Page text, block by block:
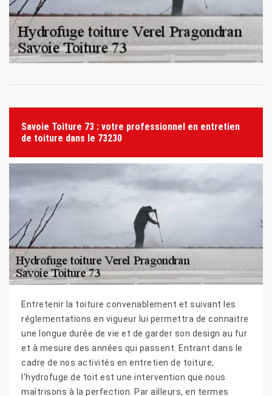
Savoie Toiture 73 : votre professionnel en entretien
de toiture dans le 73230
Entretenir la toiture convenablement et suivant les
réglementations en vigueur lui permettra de connaitre
une longue durée de vie et de garder son design au fur
et à mesure des années qui passent. Entrant dans le
cadre de nos activités en entretien de toiture,
l’hydrofuge de toit est une intervention que nous
maîtrisons à la perfection. Par ailleurs, en termes